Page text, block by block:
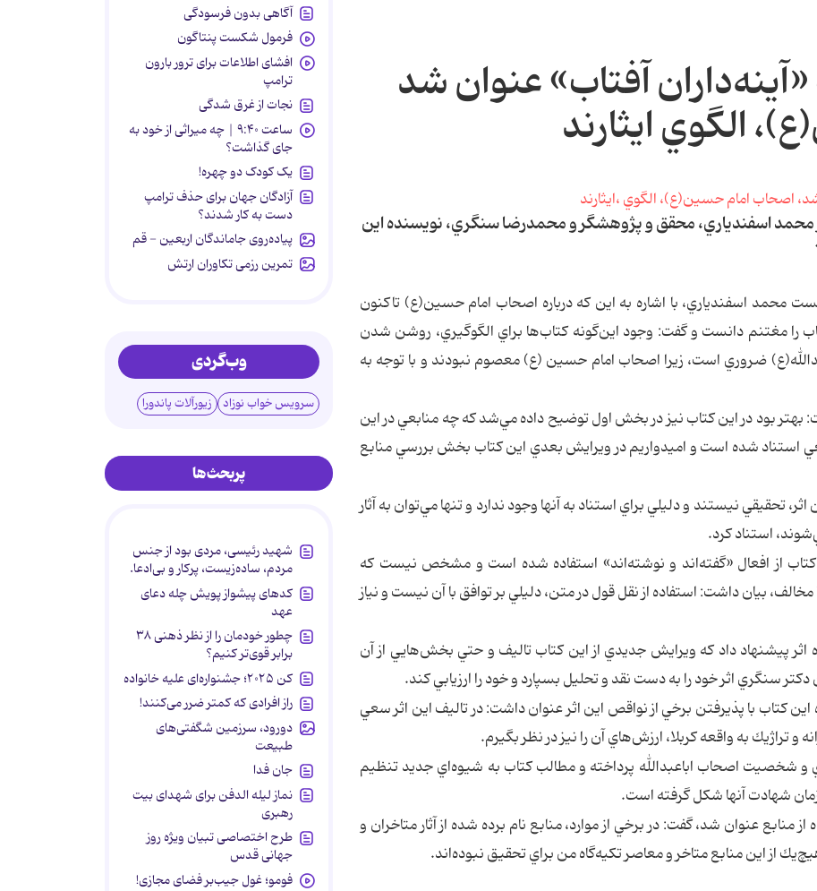
آفتاب» عنوان شد
الگوي ايثارند
محمد اسفندياري، محقق و پژوهشگر و محمدرضا سنگري، نويسنده اين
محمد اسفندياري، با اشاره به اين كه درباره اصحاب امام حسين(ع) تاكنون
را مغتنم دانست و گفت: وجود اين‌گونه كتاب‌ها براي الگوگيري، روشن شدن
ضروري است، زيرا اصحاب امام حسين (ع) معصوم نبودند و با توجه به
بهتر بود در اين كتاب نيز در بخش اول توضيح داده مي‌شد كه چه منابعي در اين
استناد شده است و اميدواريم در ويرايش بعدي اين كتاب بخش بررسي منابع
تحقيقي نيستند و دليلي براي استناد به آنها وجود ندارد و تنها مي‌توان به آثار
استناد كرد.
كتاب از افعال «گفته‌اند و نوشته‌اند» استفاده شده است و مشخص نيست كه
بيان داشت: استفاده از نقل قول در متن‌، دليلي بر توافق با آن نيست و نياز
اثر پيشنهاد داد كه ويرايش جديدي از اين كتاب تاليف و حتي بخش‌هايي از آن
سنگري اثر خود را به دست نقد و تحليل بسپارد و خود را ارزيابي كند.
كتاب با پذيرفتن برخي از نواقص اين اثر عنوان داشت: در تاليف اين اثر سعي
تراژيك به واقعه كربلا، ارزش‌هاي آن را نيز در نظر بگيرم.
و شخصيت اصحاب اباعبدالله پرداخته و مطالب كتاب به شيوه‌اي جديد تنظيم
شهادت آنها شكل گرفته است.
منابع عنوان شد، گفت: در برخي از موارد، منابع نام برده شده از آثار متاخران و
از اين منابع متاخر و معاصر تكيه‌گاه من براي تحقيق نبوده‌اند.
آگاهی بدون فرسودگی
فرمول شکست پنتاگون
افشای اطلاعات برای ترور بارون
ترامپ
نجات از غرق شدگی
ساعت ۹:۴۰ | چه میراثی از خود به
جای گذاشت؟
یک کودک دو چهره!
آزادگان جهان برای حذف ترامپ
دست به کار شدند؟
پیاده‌روی جاماندگان اربعین - قم
تمرین رزمی تکاوران ارتش
وب‌گردی
سرویس خواب نوزاد زیورآلات پاندورا
پربحث‌ها
شهید رئیسی، مردی بود از جنس
مردم، ساده‌زیست، پرکار و بی‌ادعا.
کدهای پیشواز پویش چله دعای
عهد
چطور خودمان را از نظر ذهنی ۳۸
برابر قوی‌تر کنیم؟
کن ۲۰۲۵؛ جشنواره‌ای علیه خانواده
راز افرادی که کمتر ضرر می‌کنند!
دورود، سرزمین شگفتی‌های
طبیعت
جان فدا
نماز لیله الدفن برای شهدای بیت
رهبری
طرح اختصاصی تبیان ویژه روز
جهانی قدس
فومو؛ غول جیب‌بر فضای مجازی!